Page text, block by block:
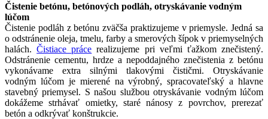
Čistenie betónu, betónových podláh, otryskávanie vodným
lúčom
Čistenie podláh z betónu zväčša praktizujeme v priemysle. Jedná sa
o odstránenie oleja, tmelu, farby a smerových šípok v priemyselných
halách.Čistiace práce realizujeme pri veľmi ťažkom znečistený.
Odstránenie cementu, hrdze a nepoddajného znečistenia z betónu
vykonávame extra silnými tlakovými čističmi. Otryskávanie
vodným lúčom je mierené na výrobný, spracovateľský a hlavne
stavebný priemysel. S našou službou otryskávanie vodným lúčom
dokážeme strhávať omietky, staré nánosy z povrchov, prerezať
betón a odkrývať konštrukcie.